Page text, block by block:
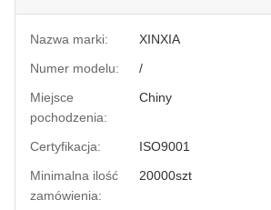
Nazwa marki:
XINXIA
Numer modelu:
/
Miejsce
pochodzenia:
Chiny
Certyfikacja:
ISO9001
Minimalna ilość
zamówienia:
20000szt